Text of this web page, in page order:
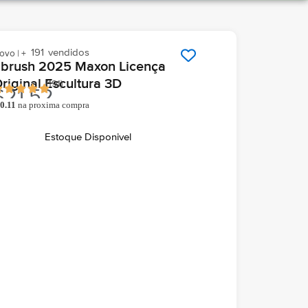
| + 191 vendidos
2025 Maxon Licença
Escultura 3D
21.52
grátis hoje
comprar você ganha
Estoque Disponivel
0.11 na proxima compra
(191)